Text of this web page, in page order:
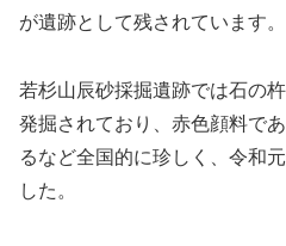
が遺跡として残されています。
若杉山辰砂採掘遺跡では石の
発掘されており、赤色顔料で
るなど全国的に珍しく、令和
した。